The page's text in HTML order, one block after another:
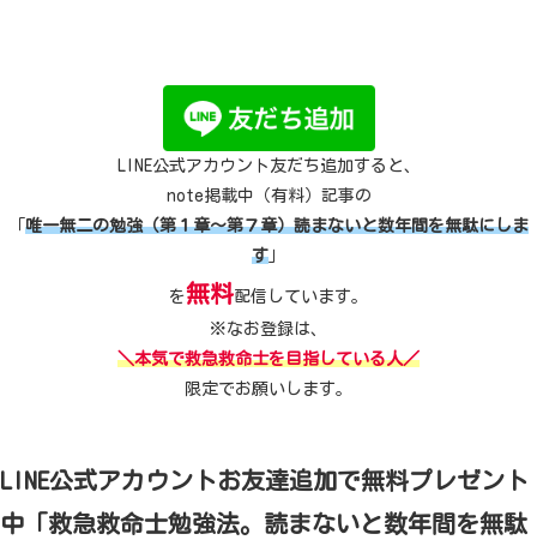
LINE公式アカウント友だち追加すると、
note掲載中（有料）記事の
唯一無二の勉強（第１章～第７章）読まないと数年間を無駄にしま
す
を無料配信しています。
※なお登録は、
＼本気で救急救命士を目指している人／
限定でお願いします。
LINE公式アカウントお友達追加で無料プレゼント
中「救急救命士勉強法。読まないと数年間を無駄